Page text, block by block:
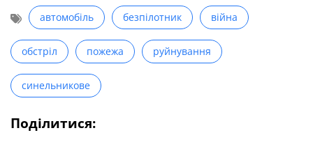
автомобіль безпілотник війна
обстріл пожежа руйнування
синельникове
Поділитися: